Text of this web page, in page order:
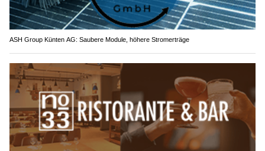
ASH Group Künten AG: Saubere Module, höhere Stromerträge